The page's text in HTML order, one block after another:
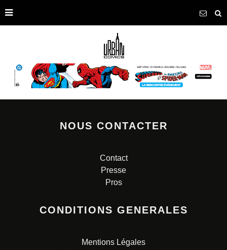
NOUS CONTACTER
Contact
Presse
Pros
CONDITIONS GENERALES
Mentions Légales